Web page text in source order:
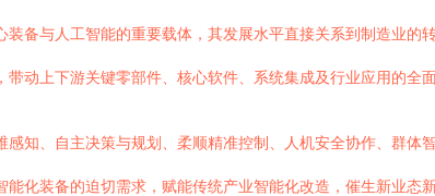
备与人工智能的重要载体，其发展水平直接关系到制造业
动上下游关键零部件、核心软件、系统集成及行业应用的全
知、自主决策与规划、柔顺精准控制、人机安全协作、群
化装备的迫切需求，赋能传统产业智能化改造，催生新业